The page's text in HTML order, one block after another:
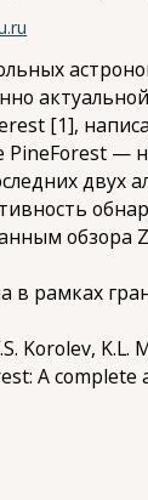
[1],
PineForest —
двух
обзора
в рамках
Korolev, K.L.
A